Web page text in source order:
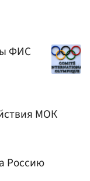
ФИС
МОК
Россию